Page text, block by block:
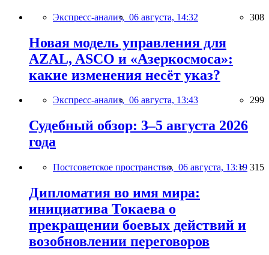
Экспресс-анализ, 06 августа, 14:32 308
Новая модель управления для
AZAL, ASCO и «Азеркосмоса»:
какие изменения несёт указ?
Экспресс-анализ, 06 августа, 13:43 299
Судебный обзор: 3–5 августа 2026
года
Постсоветское пространство, 06 августа, 13:19 315
Дипломатия во имя мира:
инициатива Токаева о
прекращении боевых действий и
возобновлении переговоров